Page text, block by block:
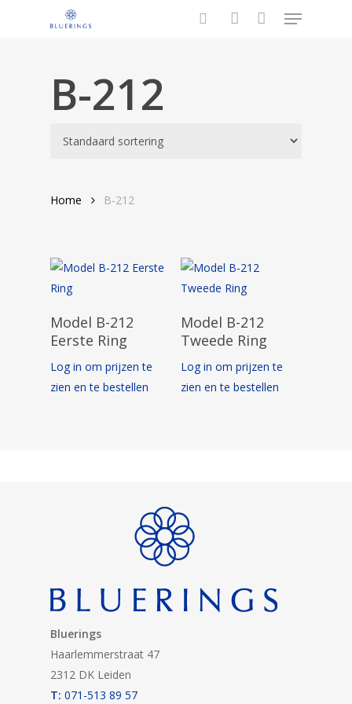
Menu
B-212
Home B-212
Opties Selecteren
Model B-212
Eerste Ring
Log in om prijzen te
zien en te bestellen
Opties Selecteren
Model B-212
Tweede Ring
Log in om prijzen te
zien en te bestellen
Bluerings
Haarlemmerstraat 47
2312 DK Leiden
T: 071-513 89 57